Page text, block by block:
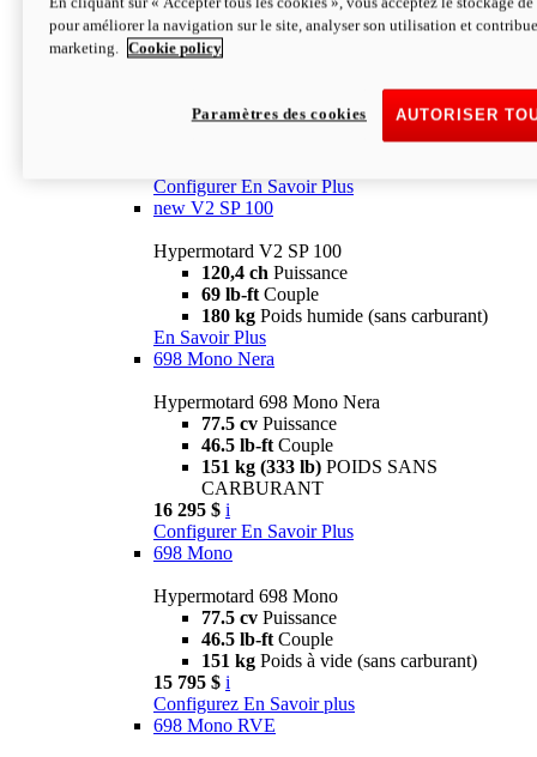
Configurer En Savoir Plus
newV2 SP
69 lb-ftCouple
Poids humide (sans carburant)
Configurer En Savoir Plus
new V2 SP 100
Hypermotard V2 SP 100
120,4 ch Puissance
69 lb-ft Couple
180 kg Poids humide (sans carburant)
En Savoir Plus
698 Mono Nera
Hypermotard 698 Mono Nera
77.5 cv Puissance
46.5 lb-ft Couple
151 kg (333 lb) POIDS SANS
CARBURANT
16 295 $ i
Configurer En Savoir Plus
698 Mono
Hypermotard 698 Mono
77.5 cv Puissance
46.5 lb-ft Couple
151 kg Poids à vide (sans carburant)
15 795 $ i
Configurez En Savoir plus
698 Mono RVE
pour améliorer la navigation sur le site, analyser son utilisation et
marketing.
Cookie policy
AUTORISER
Paramètres des cookies